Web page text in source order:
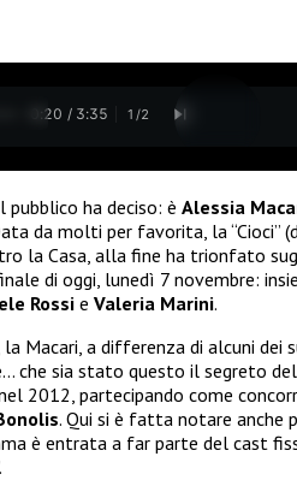
0:21 / 3:35 1 /2
ha deciso: è Alessia
da molti per favorita, la “Cioci”
la Casa, alla fine ha trionfato
di oggi, lunedì 7 novembre:
Rossie Valeria Marini.
Macari, a differenza di alcuni dei
che sia stato questo il segreto
2012, partecipando come
. Qui si è fatta notare anche
è entrata a far parte del cast